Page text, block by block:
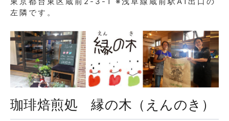
左隣です。
珈琲焙煎処 縁の木（えんのき）